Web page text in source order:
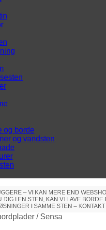
og borde
og vandsten
– VI KAN MERE END
DIG I EN STEN, KAN VI LAVE BORDE
I SAMME STEN – KONTAKT
/Sensa